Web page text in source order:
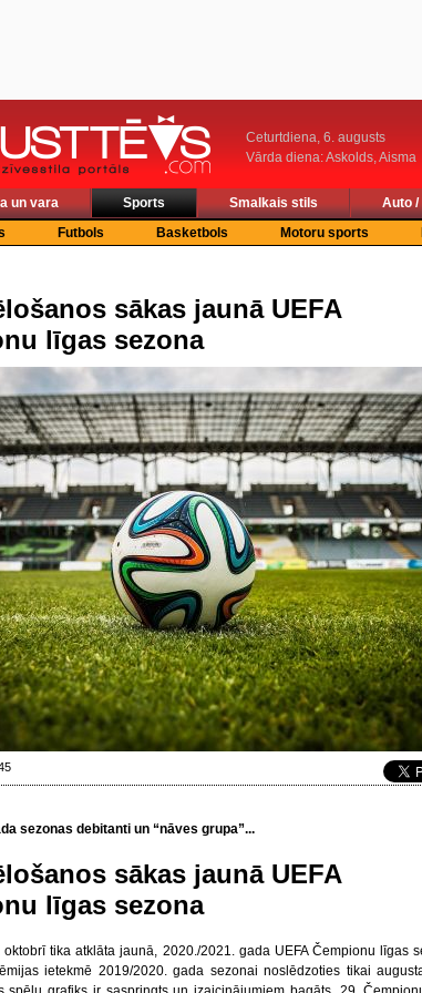
Ceturtdiena, 6. augusts
Vārda diena: Askolds, Aisma
un vara Sports Smalkais stils Auto /
Futbols Basketbols Motoru sports
sākas jaunā UEFA
līgas sezona
sezonas debitanti un “nāves grupa”...
sākas jaunā UEFA
līgas sezona
tika atklāta jaunā, 2020./2021. gada UEFA Čempionu līgas
ietekmē 2019/2020. gada sezonai noslēdzoties tikai